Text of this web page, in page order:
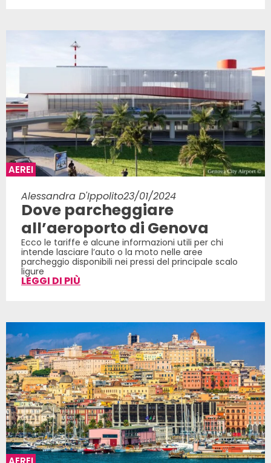
AEREI
Alessandra D'Ippolito23/01/2024
Dove parcheggiare
all’aeroporto di Genova
Ecco le tariffe e alcune informazioni utili per chi
intende lasciare l’auto o la moto nelle aree
parcheggio disponibili nei pressi del principale scalo
ligure
LEGGI DI PIÙ